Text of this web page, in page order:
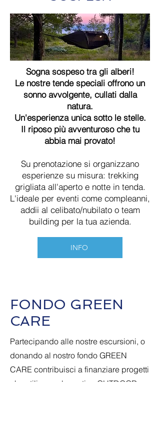
Sogna sospeso tra gli alberi!
Le nostre tende speciali offrono un
sonno avvolgente, cullati dalla
natura.
Un'esperienza unica sotto le stelle.
Il riposo più avventuroso che tu
abbia mai provato!
Su prenotazione si organizzano
esperienze su misura: trekking
grigliata all'aperto e notte in tenda.
L'ideale per eventi come compleanni,
addii al celibato/nubilato o team
building per la tua azienda.
INFO
FONDO GREEN
CARE
Partecipando alle nostre escursioni, o
donando al nostro fondo GREEN
CARE contribuisci a finanziare progetti
che utilizzano le pratice OUTDOOR